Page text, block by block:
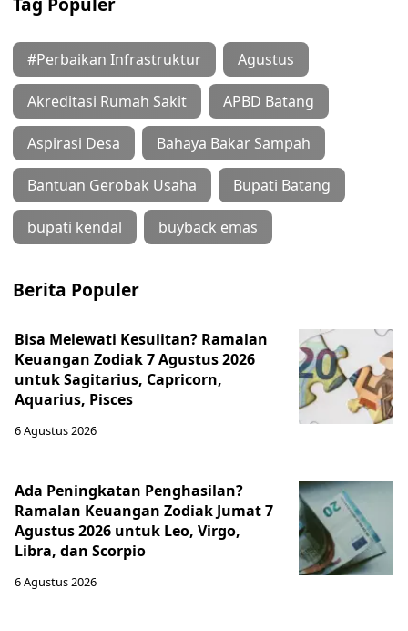
#Perbaikan Infrastruktur Agustus
Akreditasi Rumah Sakit APBD Batang
Aspirasi Desa Bahaya Bakar Sampah
Bantuan Gerobak Usaha Bupati Batang
bupati kendal buyback emas
Berita Populer
Bisa Melewati Kesulitan? Ramalan
Keuangan Zodiak 7 Agustus 2026
untuk Sagitarius, Capricorn,
Aquarius, Pisces
6 Agustus 2026
Ada Peningkatan Penghasilan?
Ramalan Keuangan Zodiak Jumat 7
Agustus 2026 untuk Leo, Virgo,
Libra, dan Scorpio
6 Agustus 2026